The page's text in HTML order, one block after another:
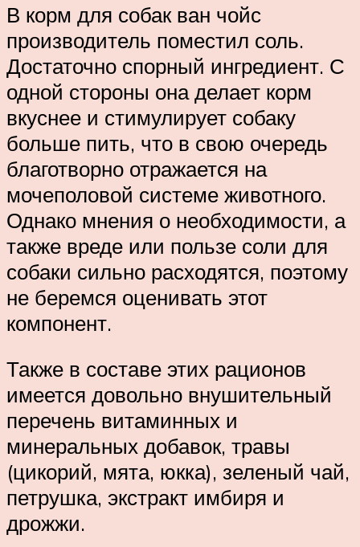
В корм для собак ван чойс
производитель поместил соль.
Достаточно спорный ингредиент. С
одной стороны она делает корм
вкуснее и стимулирует собаку
больше пить, что в свою очередь
благотворно отражается на
мочеполовой системе животного.
Однако мнения о необходимости, а
также вреде или пользе соли для
собаки сильно расходятся, поэтому
не беремся оценивать этот
компонент.
Также в составе этих рационов
имеется довольно внушительный
перечень витаминных и
минеральных добавок, травы
(цикорий, мята, юкка), зеленый чай,
петрушка, экстракт имбиря и
дрожжи.